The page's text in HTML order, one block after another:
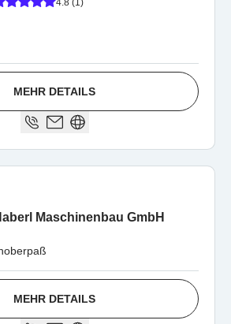
4.8 (1)
MEHR DETAILS
Maschinenbau GmbH
MEHR DETAILS